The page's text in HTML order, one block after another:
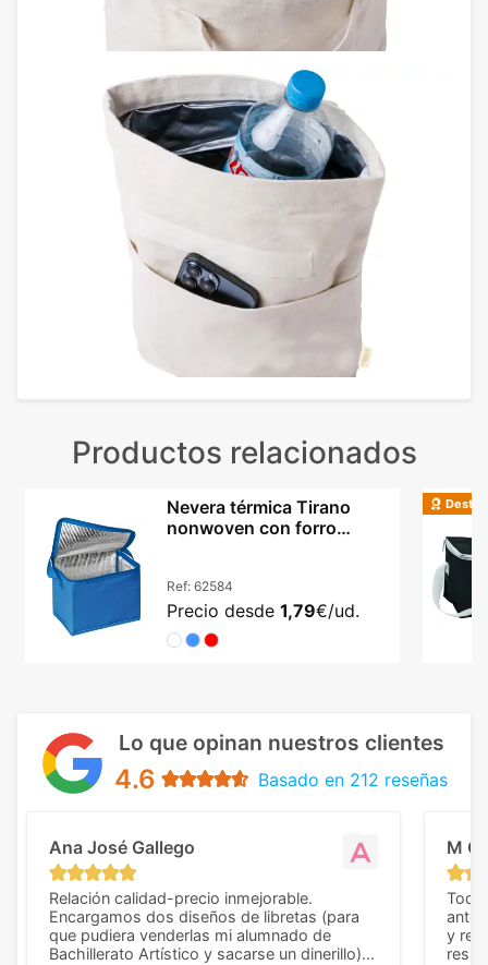
Productos relacionados
Nevera térmica Tirano
nonwoven con forro
Ref: 62584
Precio desde 1,79€/ud.
Lo que opinan nuestros clientes
4.6 Basado en 212 reseñas
Ana José Gallego
Relación calidad-precio inmejorable.
Encargamos dos diseños de libretas (para
que pudiera venderlas mi alumnado de
Bachillerato Artístico y sacarse un dinerillo) y
M C
Todo
y